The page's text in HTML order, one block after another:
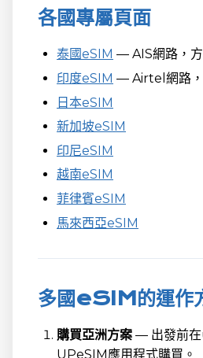
各國專屬頁面
泰國eSIM — AIS網路，
印度eSIM — Airtel網路，
日本eSIM
新加坡eSIM
印尼eSIM
越南eSIM
菲律賓eSIM
馬來西亞eSIM
多國eSIM的運作
購買亞洲方案 — 出發前
UPeSIM應用程式購買。